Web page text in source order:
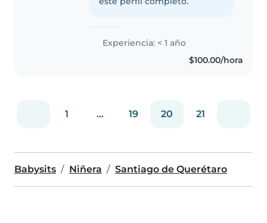
Experiencia: < 1 año
$100.00/hora
1 ... 19 20 21
Babysits Niñera Santiago de Querétaro